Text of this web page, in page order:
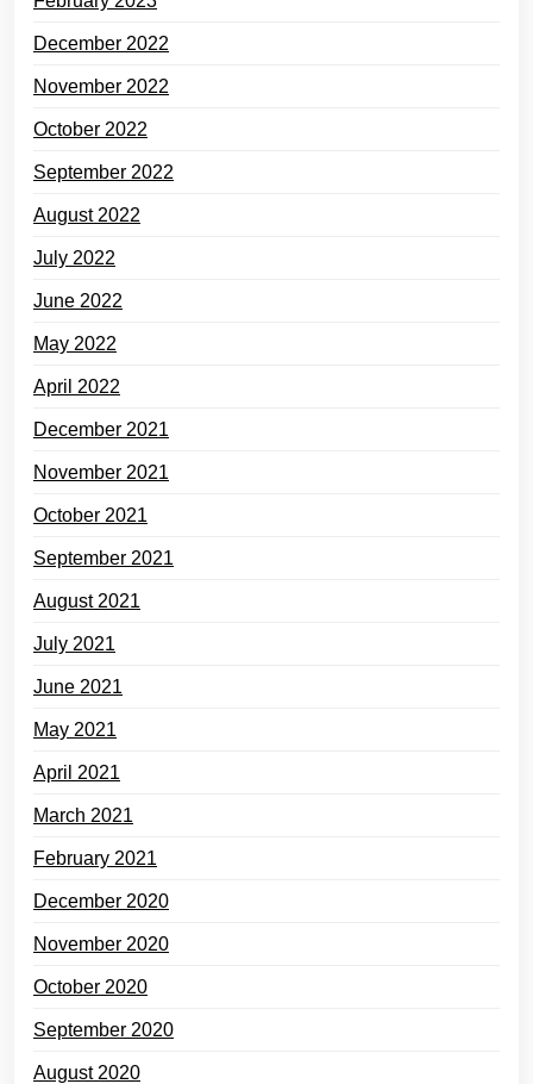
December 2022
November 2022
October 2022
September 2022
August 2022
July 2022
June 2022
May 2022
April 2022
December 2021
November 2021
October 2021
September 2021
August 2021
July 2021
June 2021
May 2021
April 2021
March 2021
February 2021
December 2020
November 2020
October 2020
September 2020
August 2020